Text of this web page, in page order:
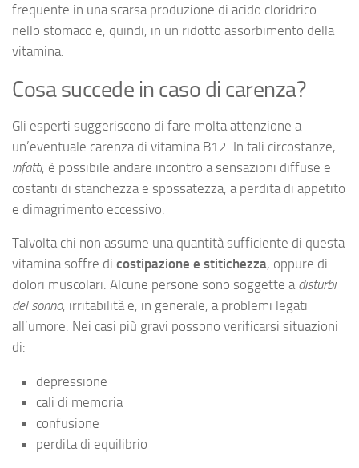
frequente in una scarsa produzione di acido cloridrico
nello stomaco e, quindi, in un ridotto assorbimento della
vitamina.
Cosa succede in caso di carenza?
Gli esperti suggeriscono di fare molta attenzione a
un’eventuale carenza di vitamina B12. In tali circostanze,
infatti, è possibile andare incontro a sensazioni diffuse e
costanti di stanchezza e spossatezza, a perdita di appetito
e dimagrimento eccessivo.
Talvolta chi non assume una quantità sufficiente di questa
vitamina soffre di costipazione e stitichezza, oppure di
dolori muscolari. Alcune persone sono soggette a disturbi
del sonno, irritabilità e, in generale, a problemi legati
all’umore. Nei casi più gravi possono verificarsi situazioni
di:
depressione
cali di memoria
confusione
perdita di equilibrio